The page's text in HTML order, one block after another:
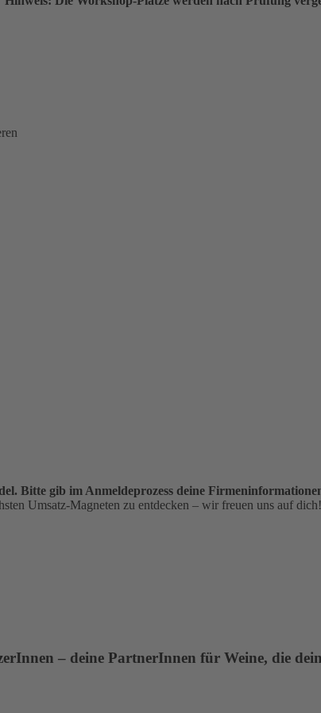
Bitte gib im Anmeldeprozess deine
Umsatz-Magneten zu entdecken – wir freuen uns auf dich!
– deine PartnerInnen für Weine, die